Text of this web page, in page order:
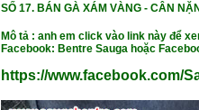
SỐ 17. BÁN GÀ XÁM VÀNG - CÂN NẶ
Mô tả : anh em click vào link này để
Facebook: Bentre Sauga hoặc
https://www.facebook.com/